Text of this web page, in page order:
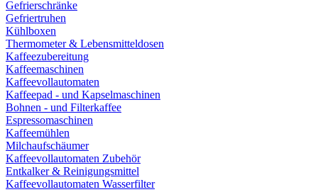
Gefrierschränke
Gefriertruhen
Kühlboxen
Thermometer & Lebensmitteldosen
Kaffeezubereitung
Kaffeemaschinen
Kaffeevollautomaten
Kaffeepad - und Kapselmaschinen
Bohnen - und Filterkaffee
Espressomaschinen
Kaffeemühlen
Milchaufschäumer
Kaffeevollautomaten Zubehör
Entkalker & Reinigungsmittel
Kaffeevollautomaten Wasserfilter